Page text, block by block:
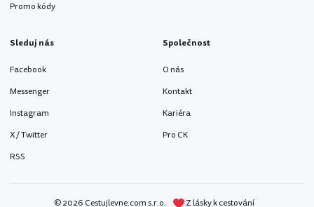
Promo kódy
Sleduj nás
Facebook
Messenger
Instagram
X / Twitter
RSS
Společnost
O nás
Kontakt
Kariéra
Pro CK
© 2026 Cestujlevne.com s.r.o. Z lásky k cestování